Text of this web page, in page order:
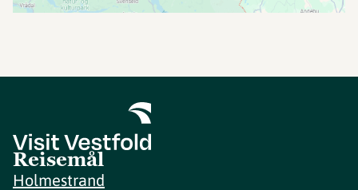
Reisemål
Holmestrand